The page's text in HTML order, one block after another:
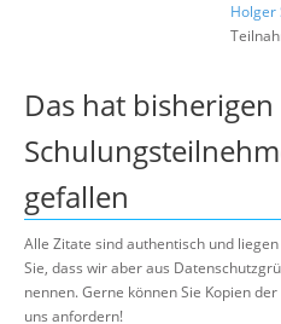
Holger
Das hat bisherigen
gefallen
Alle Zitate sind authentisch und
Sie, dass wir aber aus
nennen. Gerne können Sie Kopien
uns anfordern!